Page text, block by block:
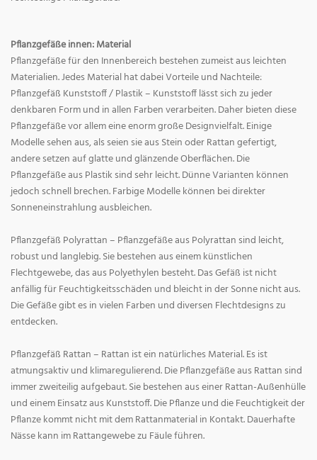
Pflanzgefäße innen: Material
Pflanzgefäße für den Innenbereich bestehen zumeist aus leichten
Materialien. Jedes Material hat dabei Vorteile und Nachteile:
Pflanzgefäß Kunststoff / Plastik – Kunststoff lässt sich zu jeder
denkbaren Form und in allen Farben verarbeiten. Daher bieten diese
Pflanzgefäße vor allem eine enorm große Designvielfalt. Einige
Modelle sehen aus, als seien sie aus Stein oder Rattan gefertigt,
andere setzen auf glatte und glänzende Oberflächen. Die
Pflanzgefäße aus Plastik sind sehr leicht. Dünne Varianten können
jedoch schnell brechen. Farbige Modelle können bei direkter
Sonneneinstrahlung ausbleichen.
Pflanzgefäß Polyrattan – Pflanzgefäße aus Polyrattan sind leicht,
robust und langlebig. Sie bestehen aus einem künstlichen
Flechtgewebe, das aus Polyethylen besteht. Das Gefäß ist nicht
anfällig für Feuchtigkeitsschäden und bleicht in der Sonne nicht aus.
Die Gefäße gibt es in vielen Farben und diversen Flechtdesigns zu
entdecken.
Pflanzgefäß Rattan – Rattan ist ein natürliches Material. Es ist
atmungsaktiv und klimaregulierend. Die Pflanzgefäße aus Rattan sind
immer zweiteilig aufgebaut. Sie bestehen aus einer Rattan-Außenhülle
und einem Einsatz aus Kunststoff. Die Pflanze und die Feuchtigkeit der
Pflanze kommt nicht mit dem Rattanmaterial in Kontakt. Dauerhafte
Nässe kann im Rattangewebe zu Fäule führen.